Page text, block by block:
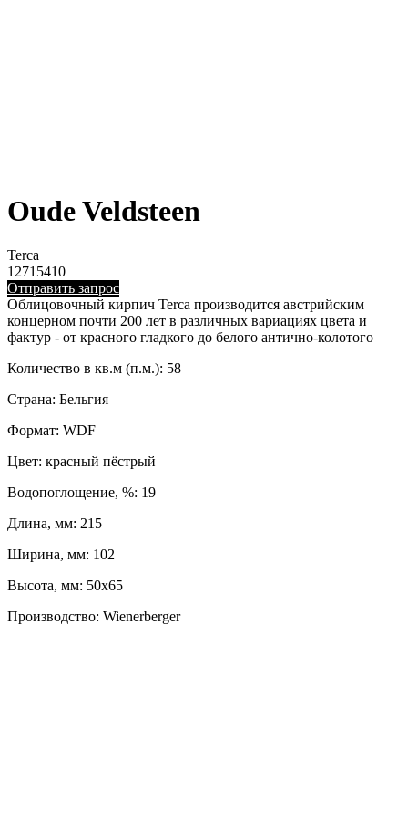
Oude Veldsteen
Terca
12715410
Отправить запрос
Облицовочный кирпич Terca производится австрийским
концерном почти 200 лет в различных вариациях цвета и
фактур - от красного гладкого до белого антично-колотого
Количество в кв.м (п.м.): 58
Страна: Бельгия
Формат: WDF
Цвет: красный пёстрый
Водопоглощение, %: 19
Длина, мм: 215
Ширина, мм: 102
Высота, мм: 50x65
Производство: Wienerberger